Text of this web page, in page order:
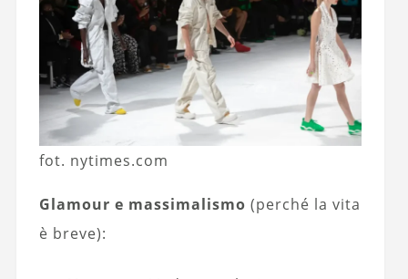
fot. nytimes.com
Glamour e massimalismo (perché la vita
è breve):